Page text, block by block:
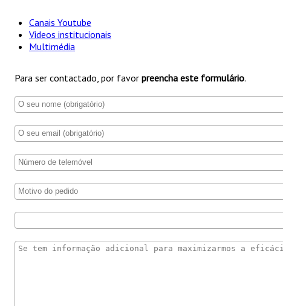
Canais Youtube
Videos institucionais
Multimédia
Para ser contactado, por favor preencha este formulário.